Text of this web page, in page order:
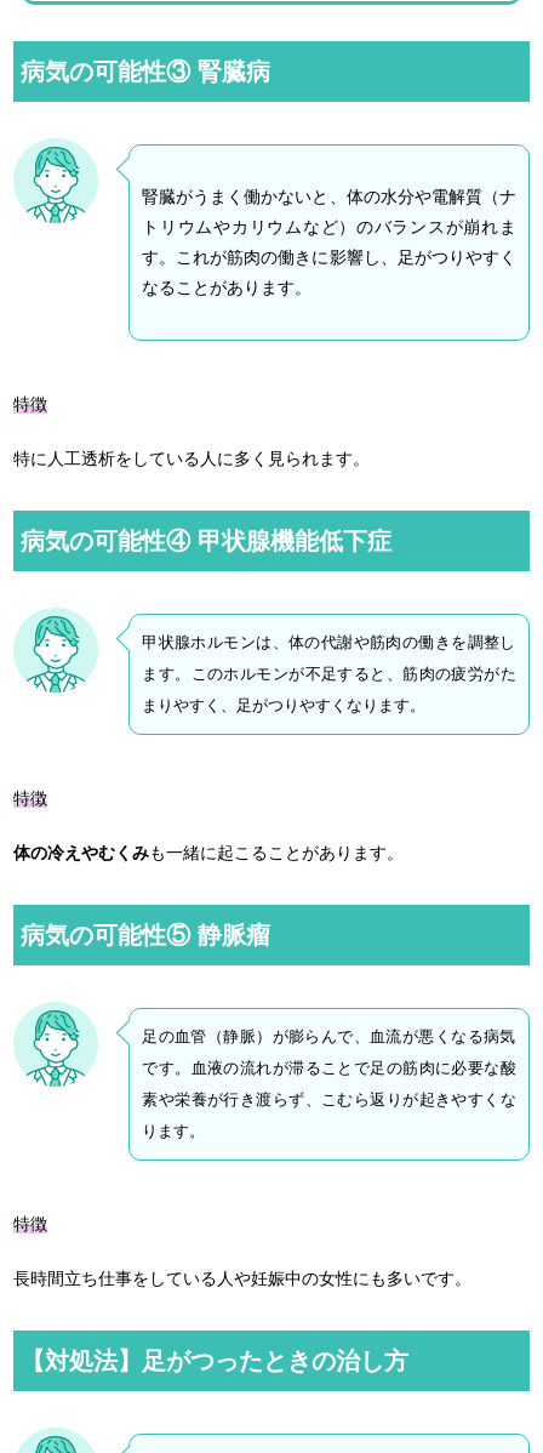
病気の可能性③ 腎臓病
腎臓がうまく働かないと、体の水分や電解質（ナ
トリウムやカリウムなど）のバランスが崩れま
す。これが筋肉の働きに影響し、足がつりやすく
なることがあります。
特徴
特に人工透析をしている人に多く見られます。
病気の可能性④ 甲状腺機能低下症
甲状腺ホルモンは、体の代謝や筋肉の働きを調整し
ます。このホルモンが不足すると、筋肉の疲労がた
まりやすく、足がつりやすくなります。
特徴
体の冷えやむくみも一緒に起こることがあります。
病気の可能性⑤ 静脈瘤
足の血管（静脈）が膨らんで、血流が悪くなる病気
です。血液の流れが滞ることで足の筋肉に必要な酸
素や栄養が行き渡らず、こむら返りが起きやすくな
ります。
特徴
長時間立ち仕事をしている人や妊娠中の女性にも多いです。
【対処法】足がつったときの治し方